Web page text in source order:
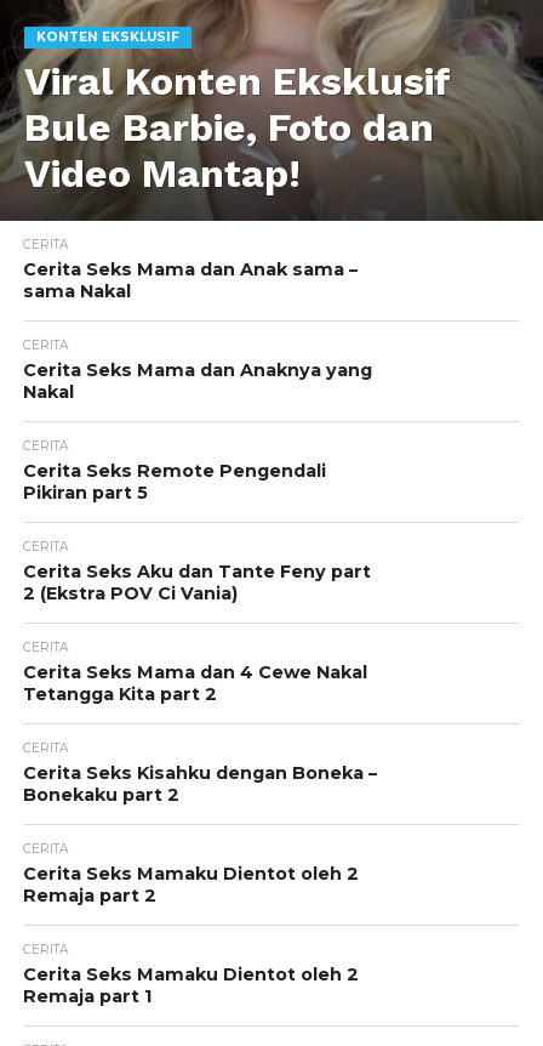
KONTEN EKSKLUSIF
Viral Konten Eksklusif
Bule Barbie, Foto dan
Video Mantap!
CERITA
Cerita Seks Mama dan Anak sama –
sama Nakal
CERITA
Cerita Seks Mama dan Anaknya yang
Nakal
CERITA
Cerita Seks Remote Pengendali
Pikiran part 5
CERITA
Cerita Seks Aku dan Tante Feny part
2 (Ekstra POV Ci Vania)
CERITA
Cerita Seks Mama dan 4 Cewe Nakal
Tetangga Kita part 2
CERITA
Cerita Seks Kisahku dengan Boneka –
Bonekaku part 2
CERITA
Cerita Seks Mamaku Dientot oleh 2
Remaja part 2
CERITA
Cerita Seks Mamaku Dientot oleh 2
Remaja part 1